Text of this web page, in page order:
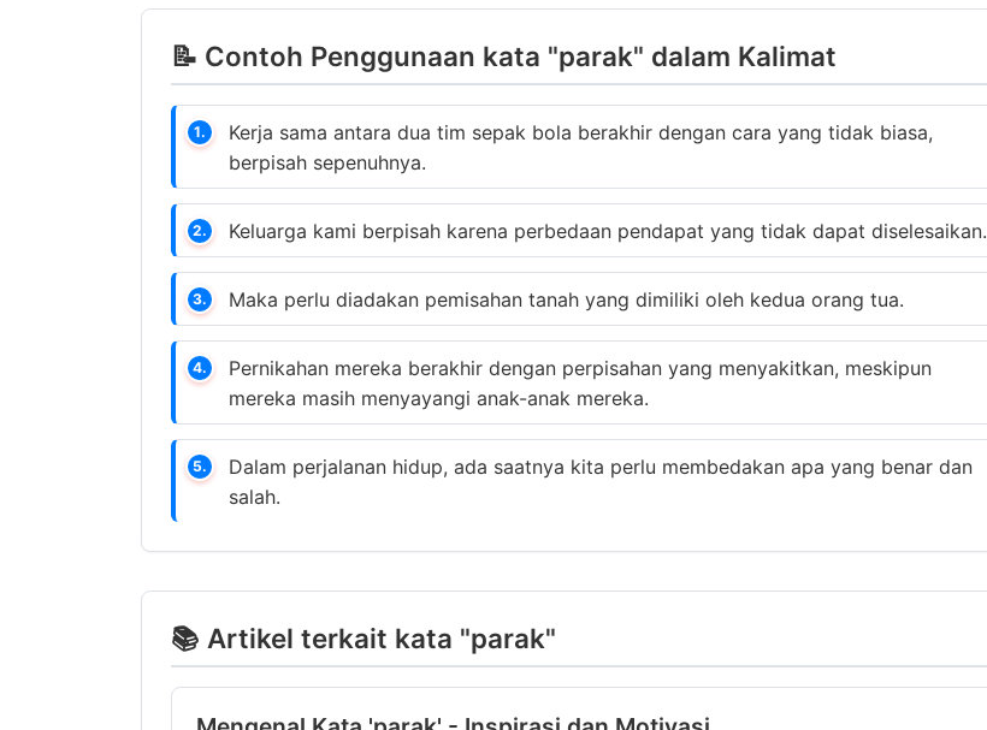
📝 Contoh Penggunaan kata "parak" dalam Kalimat
1.
Kerja sama antara dua tim sepak bola berakhir dengan cara yang tidak biasa,
berpisah sepenuhnya.
2. Keluarga kami berpisah karena perbedaan pendapat yang tidak dapat diselesaikan.
3. Maka perlu diadakan pemisahan tanah yang dimiliki oleh kedua orang tua.
4.
Pernikahan mereka berakhir dengan perpisahan yang menyakitkan, meskipun
mereka masih menyayangi anak-anak mereka.
5.
Dalam perjalanan hidup, ada saatnya kita perlu membedakan apa yang benar dan
salah.
📚 Artikel terkait kata "parak"